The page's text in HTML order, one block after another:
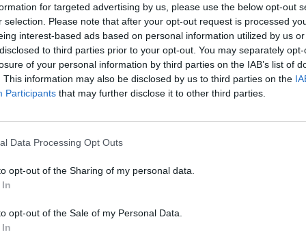
for targeted advertising by us, please use the below opt-out
selection. Please note that after your opt-out request is processed
interest-based ads based on personal information utilized by us
to third parties prior to your opt-out. You may separately
of your personal information by third parties on the IAB’s list of
This information may also be disclosed by us to third parties on the
Participants that may further disclose it to other third parties.
Data Processing Opt Outs
opt-out of the Sharing of my personal data.
opt-out of the Sale of my Personal Data.
iPhone
Αυξήσεις τιμών iPhone από τις 10 Αυγούστου